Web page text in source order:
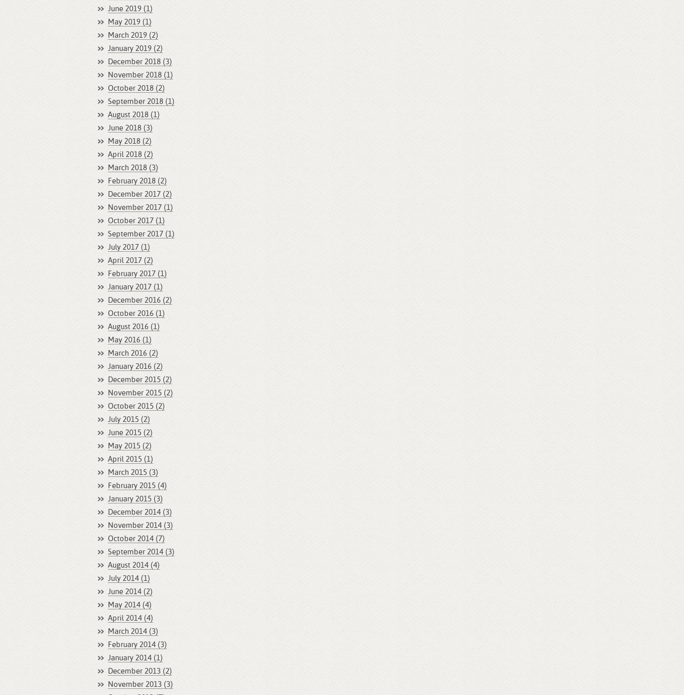
June 2019 (1)
May 2019 (1)
March 2019 (2)
January 2019 (2)
December 2018 (3)
November 2018 (1)
October 2018 (2)
September 2018 (1)
August 2018 (1)
June 2018 (3)
May 2018 (2)
April 2018 (2)
March 2018 (3)
February 2018 (2)
December 2017 (2)
November 2017 (1)
October 2017 (1)
September 2017 (1)
July 2017 (1)
April 2017 (2)
February 2017 (1)
January 2017 (1)
December 2016 (2)
October 2016 (1)
August 2016 (1)
May 2016 (1)
March 2016 (2)
January 2016 (2)
December 2015 (2)
November 2015 (2)
October 2015 (2)
July 2015 (2)
June 2015 (2)
May 2015 (2)
April 2015 (1)
March 2015 (3)
February 2015 (4)
January 2015 (3)
December 2014 (3)
November 2014 (3)
October 2014 (7)
September 2014 (3)
August 2014 (4)
July 2014 (1)
June 2014 (2)
May 2014 (4)
April 2014 (4)
March 2014 (3)
February 2014 (3)
January 2014 (1)
December 2013 (2)
November 2013 (3)